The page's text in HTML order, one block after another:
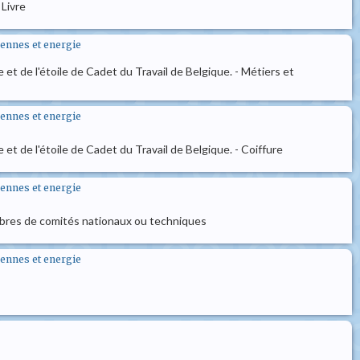
et energie
de l'étoile de Cadet du Travail de Belgique. - Métiers et
et energie
de l'étoile de Cadet du Travail de Belgique. - Coiffure
et energie
de comités nationaux ou techniques
et energie